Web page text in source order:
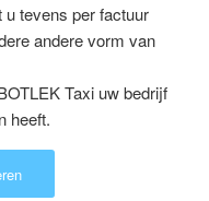
u tevens per factuur
andere vorm van
Taxi uw bedrijf
heeft.